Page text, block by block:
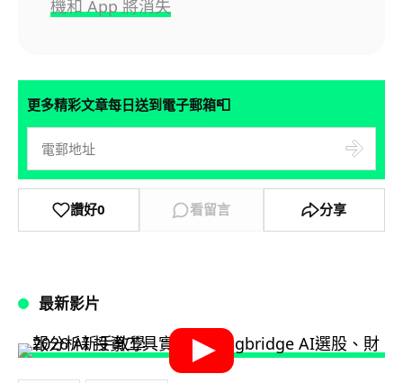
機和 App 將消失
更多精彩文章每日送到電子郵箱📮
讚好0 看留言 分享
最新影片